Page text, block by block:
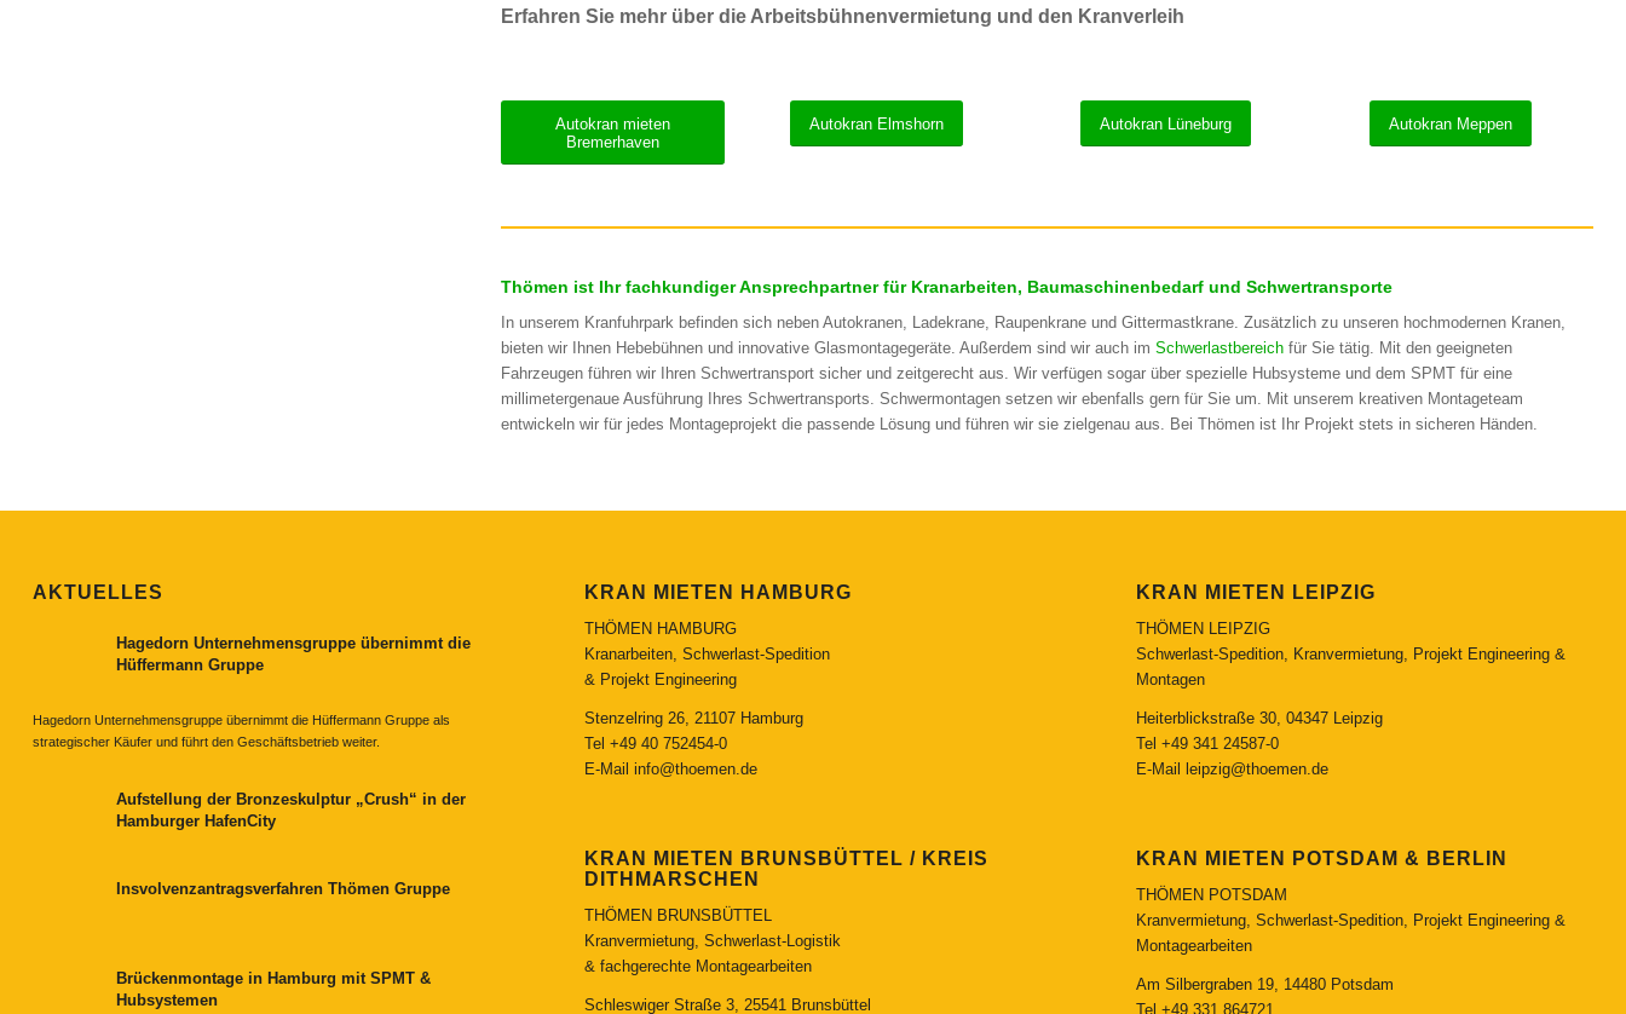
Erfahren Sie mehr über die Arbeitsbühnenvermietung und den Kranverleih
Autokran mieten
Bremerhaven
Autokran Elmshorn Autokran Lüneburg Autokran Meppen
Thömen ist Ihr fachkundiger Ansprechpartner für Kranarbeiten, Baumaschinenbedarf und Schwertransporte
In unserem Kranfuhrpark befinden sich neben Autokranen, Ladekrane, Raupenkrane und Gittermastkrane. Zusätzlich zu unseren hochmodernen Kranen,
bieten wir Ihnen Hebebühnen und innovative Glasmontagegeräte. Außerdem sind wir auch im Schwerlastbereich für Sie tätig. Mit den geeigneten
Fahrzeugen führen wir Ihren Schwertransport sicher und zeitgerecht aus. Wir verfügen sogar über spezielle Hubsysteme und dem SPMT für eine
millimetergenaue Ausführung Ihres Schwertransports. Schwermontagen setzen wir ebenfalls gern für Sie um. Mit unserem kreativen Montageteam
entwickeln wir für jedes Montageprojekt die passende Lösung und führen wir sie zielgenau aus. Bei Thömen ist Ihr Projekt stets in sicheren Händen.
AKTUELLES
Hagedorn Unternehmensgruppe übernimmt die
Hüffermann Gruppe
Hagedorn Unternehmensgruppe übernimmt die Hüffermann Gruppe als
strategischer Käufer und führt den Geschäftsbetrieb weiter.
Aufstellung der Bronzeskulptur „Crush“ in der
Hamburger HafenCity
Insvolvenzantragsverfahren Thömen Gruppe
Brückenmontage in Hamburg mit SPMT &
Hubsystemen
KRAN MIETEN HAMBURG
THÖMEN HAMBURG
Kranarbeiten, Schwerlast-Spedition
& Projekt Engineering
Stenzelring 26, 21107 Hamburg
Tel +49 40 752454-0
E-Mail info@thoemen.de
KRAN MIETEN BRUNSBÜTTEL / KREIS
DITHMARSCHEN
THÖMEN BRUNSBÜTTEL
Kranvermietung, Schwerlast-Logistik
& fachgerechte Montagearbeiten
Schleswiger Straße 3, 25541 Brunsbüttel
KRAN MIETEN LEIPZIG
THÖMEN LEIPZIG
Schwerlast-Spedition, Kranvermietung, Projekt Engineering &
Montagen
Heiterblickstraße 30, 04347 Leipzig
Tel +49 341 24587-0
E-Mail
leipzig@thoemen.de
KRAN MIETEN POTSDAM & BERLIN
THÖMEN POTSDAM
Kranvermietung, Schwerlast-Spedition, Projekt Engineering &
Montagearbeiten
Am Silbergraben 19, 14480 Potsdam
Tel +49 331 864721